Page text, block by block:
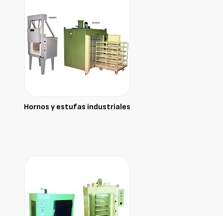
Hornos y estufas industriales